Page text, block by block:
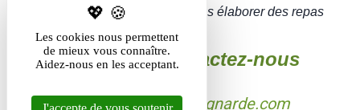
des fêtes d’Evosges, nous pouvons élaborer des repas
servis « comme au restaurant ».
Pour réserver, contactez-nous
contact@auberge-campagnarde.com
Les cookies nous permettent
de mieux vous connaître.
Aidez-nous en les acceptant.